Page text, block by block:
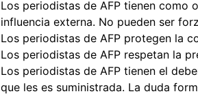
Los periodistas de AFP tienen como
influencia externa. No pueden ser
Los periodistas de AFP protegen la
Los periodistas de AFP respetan la
Los periodistas de AFP tienen el
que les es suministrada. La duda